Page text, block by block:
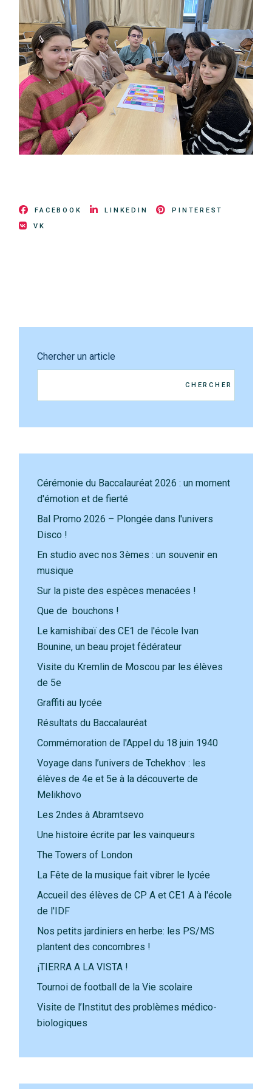
FACEBOOK LINKEDIN
PINTEREST
VK
Chercher un article
CHERCHER
Cérémonie du Baccalauréat 2026 : un moment
d'émotion et de fierté
Bal Promo 2026 – Plongée dans l'univers
Disco !
En studio avec nos 3èmes : un souvenir en
musique
Sur la piste des espèces menacées !
Que de bouchons !
Le kamishibaï des CE1 de l'école Ivan
Bounine, un beau projet fédérateur
Visite du Kremlin de Moscou par les élèves
de 5e
Graffiti au lycée
Résultats du Baccalauréat
Commémoration de l'Appel du 18 juin 1940
Voyage dans l’univers de Tchekhov : les
élèves de 4e et 5e à la découverte de
Melikhovo
Les 2ndes à Abramtsevo
Une histoire écrite par les vainqueurs
The Towers of London
La Fête de la musique fait vibrer le lycée
Accueil des élèves de CP A et CE1 A à l'école
de l'IDF
Nos petits jardiniers en herbe: les PS/MS
plantent des concombres !
¡TIERRA A LA VISTA !
Tournoi de football de la Vie scolaire
Visite de l’Institut des problèmes médico-
biologiques